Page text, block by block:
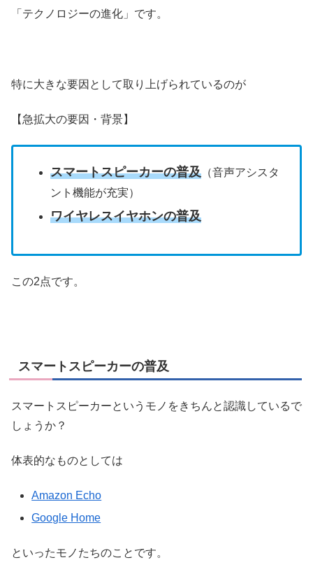
「テクノロジーの進化」です。
特に大きな要因として取り上げられているのが
【急拡大の要因・背景】
スマートスピーカーの普及 （音声アシスタ
ント機能が充実）
ワイヤレスイヤホンの普及
この2点です。
スマートスピーカーの普及
スマートスピーカーというモノをきちんと認識しているで
しょうか？
体表的なものとしては
Amazon Echo
Google Home
といったモノたちのことです。